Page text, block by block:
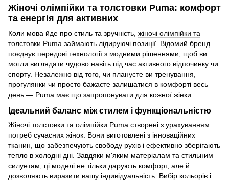
Жіночі олімпійки та толстовки Puma: комфорт
та енергія для активних
Коли мова йде про стиль та зручність, жіночі олімпійки та
толстовки Puma займають лідируючі позиції. Відомий бренд
поєднує передові технології з модними рішеннями, щоб ви
могли виглядати чудово навіть під час активного відпочинку чи
спорту. Незалежно від того, чи плануєте ви тренування,
прогулянки чи просто бажаєте залишатися в комфорті весь
день — Puma має що запропонувати для кожної жінки.
Ідеальний баланс між стилем і функціональністю
Жіночі толстовки та олімпійки Puma створені з урахуванням
потреб сучасних жінок. Вони виготовлені з інноваційних
тканин, що забезпечують свободу рухів і ефективно зберігають
тепло в холодні дні. Завдяки м'яким матеріалам та стильним
силуетам, ці моделі не тільки дарують комфорт, але й
дозволяють виразити вашу індивідуальність. Вибір кольорів і